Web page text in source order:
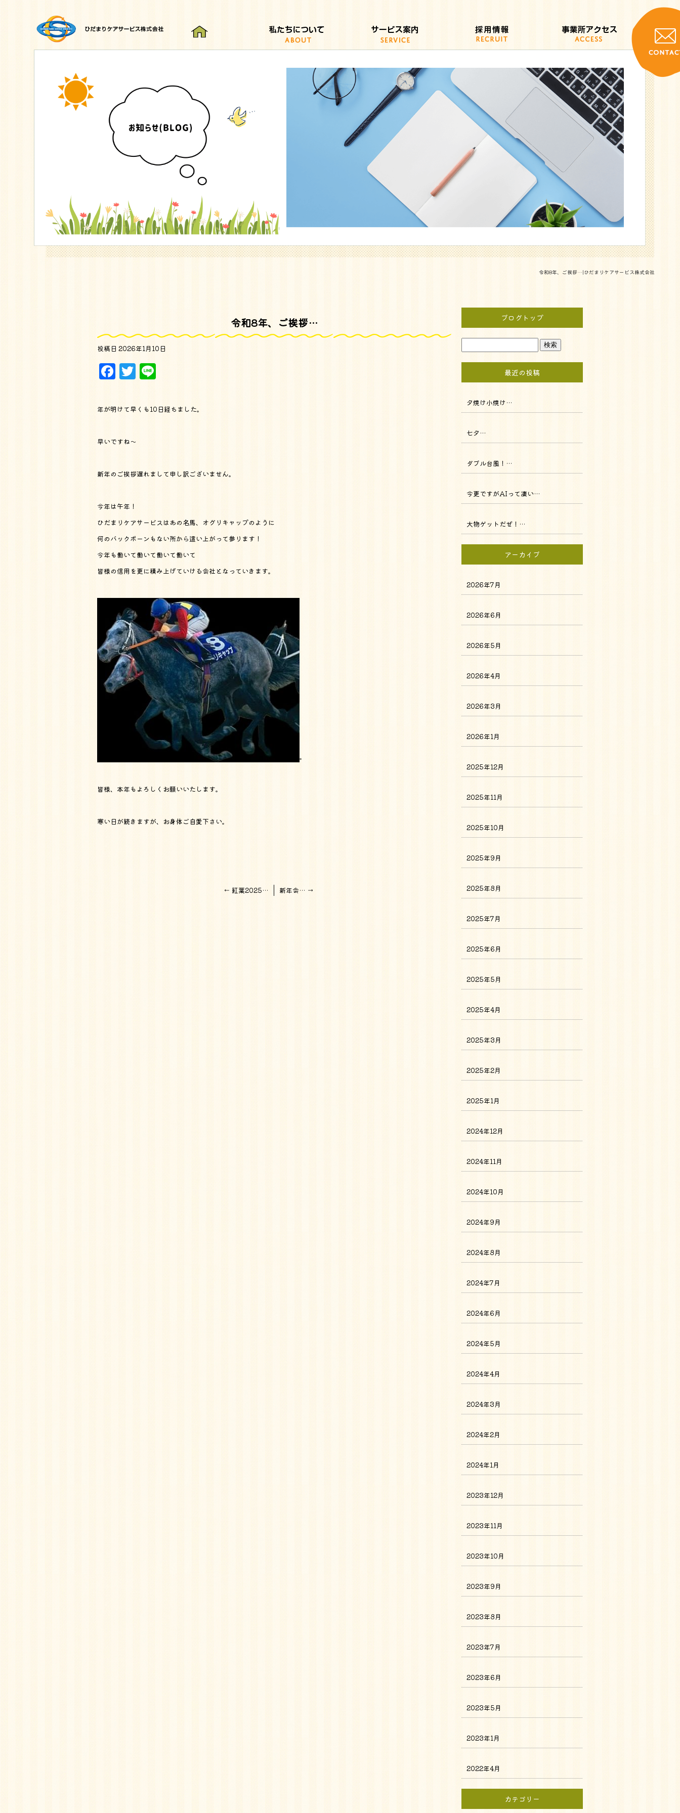
令和8年、ご挨拶…|ひだまりケアサービス株式会社
令和8年、ご挨拶…
投稿日 2026年1月10日
Facebook
Twitter
年が明けて早くも10日経ちました。
早いですね～
新年のご挨拶遅れまして申し訳ございません。
今年は午年！
ひだまりケアサービスはあの名馬、オグリキャップのように
何のバックボーンもない所から這い上がって参ります！
今年も働いて働いて働いて働いて
皆様の信用を更に積み上げていける会社となっていきます。
。
皆様、本年もよろしくお願いいたします。
寒い日が続きますが、お身体ご自愛下さい。
← 紅葉2025… 新年会… →
ブログトップ
最近の投稿
夕焼け小焼け…
七夕…
ダブル台風！…
今更ですがAIって凄い…
大物ゲットだぜ！…
アーカイブ
2026年7月
2026年6月
2026年5月
2026年4月
2026年3月
2026年1月
2025年12月
2025年11月
2025年10月
2025年9月
2025年8月
2025年7月
2025年6月
2025年5月
2025年4月
2025年3月
2025年2月
2025年1月
2024年12月
2024年11月
2024年10月
2024年9月
2024年8月
2024年7月
2024年6月
2024年5月
2024年4月
2024年3月
2024年2月
2024年1月
2023年12月
2023年11月
2023年10月
2023年9月
2023年8月
2023年7月
2023年6月
2023年5月
2023年1月
2022年4月
カテゴリー